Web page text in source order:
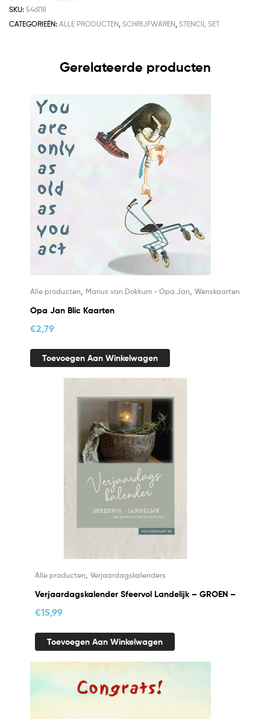
SKU: 546118
CATEGORIEËN: ALLE PRODUCTEN, SCHRIJFWAREN, STENCIL SET
Gerelateerde producten
Alle producten Marius van Dokkum - Opa Jan Wenskaarten
Opa Jan Blic Kaarten
€2,79
Toevoegen Aan Winkelwagen
Alle producten Verjaardagskalenders
Verjaardagskalender Sfeervol Landelijk – GROEN –
€15,99
Toevoegen Aan Winkelwagen